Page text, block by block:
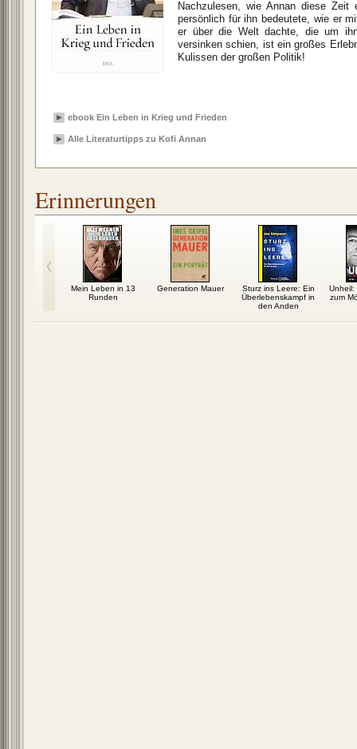
Nachzulesen, wie Annan diese
persönlich für ihn bedeutete, wie er
er über die Welt dachte, die um
versinken schien, ist ein großes
Kulissen der großen Politik!
ebook Ein Leben in Krieg und Frieden
Alle Literaturtipps zu Kofi Annan
Erinnerungen
Mein Leben in 13
Runden
Generation Mauer
Sturz ins Leere: Ein
Überlebenskampf in
den Anden
Unheil:
zum